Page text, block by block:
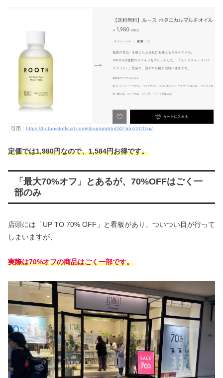
引用： https://botanistofficial.com/shop/g/gbtn032-btn22011oi/
定価では1,980円なので、1,584円お得です。
「最大70%オフ」とあるが、70%OFFはごく一
部のみ
店頭には「UP TO 70% OFF」と看板があり、ついつい目が行って
しまいますが、
実際は70%オフの商品はごく一部です。